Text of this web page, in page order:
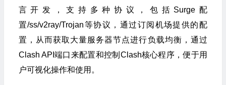
言开发，支持多种协议，包括Surge配
置/ss/v2ray/Trojan等协议，通过订阅机场提供的配
置，从而获取大量服务器节点进行负载均衡，通过
Clash API端口来配置和控制Clash核心程序，便于用
户可视化操作和使用。